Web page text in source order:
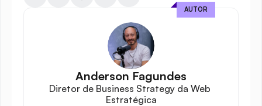
Anderson Fagundes
Diretor de Business Strategy da Web
Estratégica
AUTOR